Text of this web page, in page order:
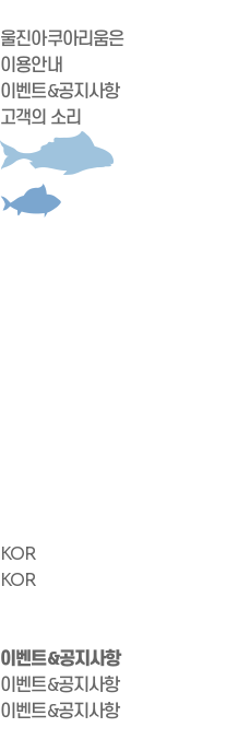
울진아쿠아리움은
이용안내
이벤트&공지사항
고객의 소리
KOR
KOR
이벤트&공지사항
이벤트&공지사항
이벤트&공지사항